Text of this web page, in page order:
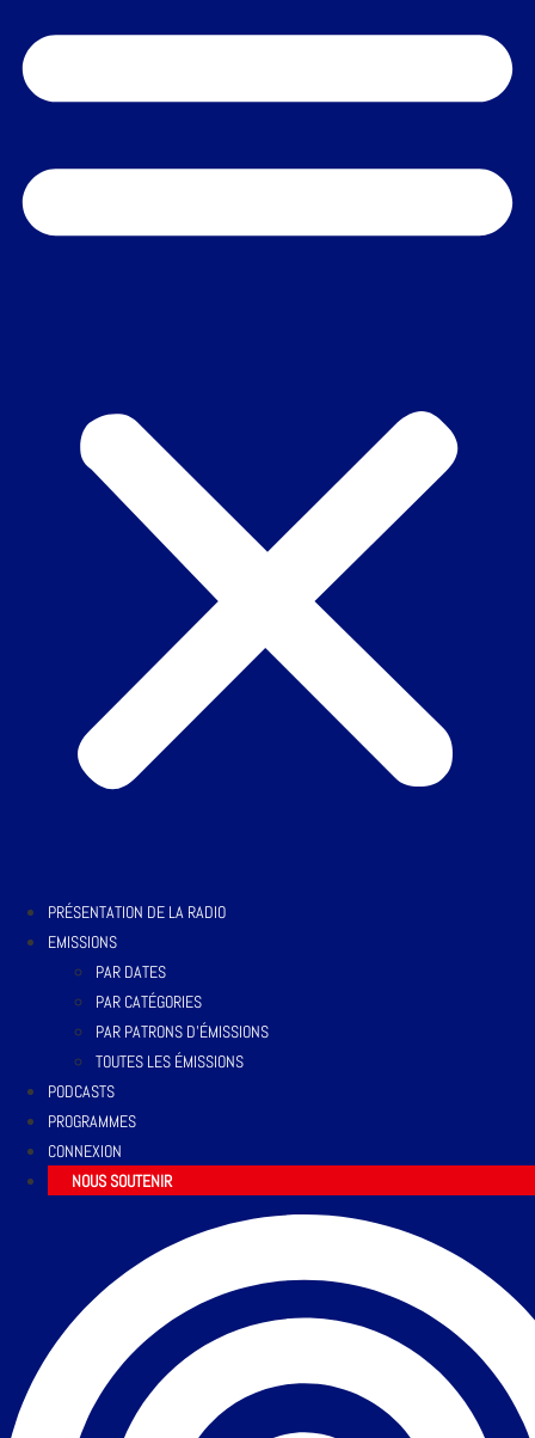
PRÉSENTATION DE LA RADIO
EMISSIONS
PAR DATES
PAR CATÉGORIES
PAR PATRONS D’ÉMISSIONS
TOUTES LES ÉMISSIONS
PODCASTS
PROGRAMMES
CONNEXION
NOUS SOUTENIR